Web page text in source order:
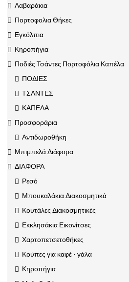
Λαβαράκια
Πορτοφολια Θήκες
Εγκόλπια
Κηροπήγια
Ποδιές Τσάντες Πορτοφόλια Καπέλα
ΠΟΔΙΕΣ
ΤΣΑΝΤΕΣ
ΚΑΠΕΛΑ
Προσφοράρια
Αντιδωροθήκη
Μπιμπελά Διάφορα
ΔΙΑΦΟΡΑ
Ρεσό
Μπουκαλάκια Διακοσμητικά
Κουτάλες Διακοσμητικές
Εκκλησάκια Εικονίτσες
Χαρτοπετσετοθήκες
Κούπες για καφέ - γάλα
Κηροπήγια